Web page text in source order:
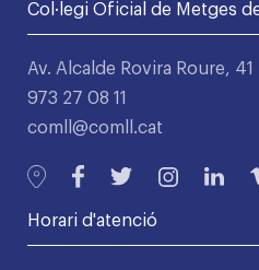
Col·legi Oficial de Metges
Av. Alcalde Rovira Roure,
973 27 08 11
comll@comll.cat
Horari d'atenció